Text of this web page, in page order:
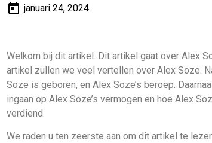
januari 24, 2024
Welkom bij dit artikel. Dit artikel gaat over Alex
artikel zullen we veel vertellen over Alex Soze.
Soze is geboren, en Alex Soze’s beroep.
ingaan op Alex Soze’s vermogen en hoe Alex
verdiend.
We raden u ten zeerste aan om dit artikel te